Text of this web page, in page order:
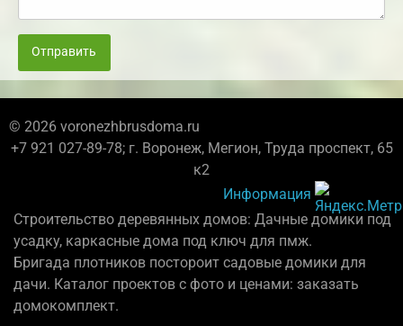
Отправить
© 2026 voronezhbrusdoma.ru
+7 921 027-89-78; г. Воронеж, Мегион, Труда проспект, 65
к2
Информация
Строительство деревянных домов: Дачные домики под
усадку, каркасные дома под ключ для пмж.
Бригада плотников постороит садовые домики для
дачи. Каталог проектов с фото и ценами: заказать
домокомплект.